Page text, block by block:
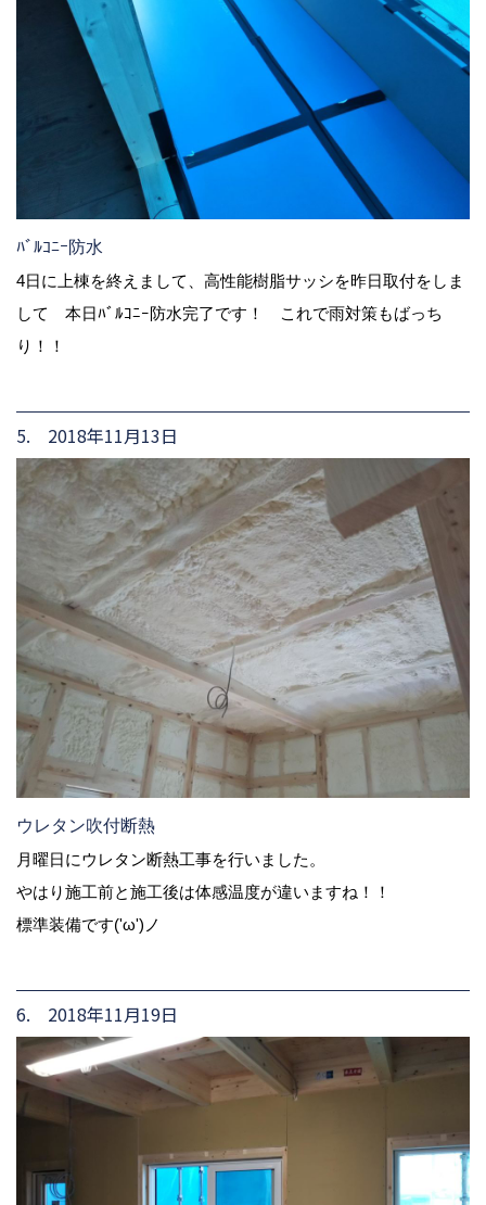
ﾊﾞﾙｺﾆｰ防水
4日に上棟を終えまして、高性能樹脂サッシを昨日取付をしま
して 本日ﾊﾞﾙｺﾆｰ防水完了です！ これで雨対策もばっち
り！！
5. 2018年11月13日
ウレタン吹付断熱
月曜日にウレタン断熱工事を行いました。
やはり施工前と施工後は体感温度が違いますね！！
標準装備です('ω')ノ
6. 2018年11月19日